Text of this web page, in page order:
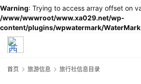
Warning: Trying to access array offset on
/www/wwwroot/www.xa029.net/wp-
content/plugins/wpwatermark/
首页 旅游信息 旅行社信息目录